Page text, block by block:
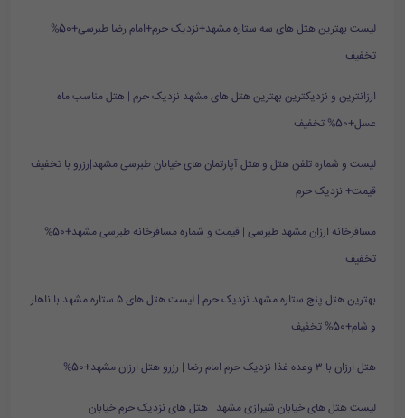
لیست بهترین هتل های سه ستاره مشهد+نزدیک حرم+امام رضا طبرسی+50%
تخفیف
ارزانترین و نزدیکترین بهترین هتل های مشهد نزدیک حرم | هتل مناسب ماه
عسل+50% تخفیف
لیست و شماره تلفن هتل و هتل آپارتمان های خیابان طبرسی مشهد|رزرو با تخفیف
قیمت+ نزدیک حرم
مسافرخانه ارزان مشهد طبرسی | قیمت و شماره مسافرخانه طبرسی مشهد+50%
تخفیف
بهترین هتل پنج ستاره مشهد نزدیک حرم | لیست هتل های ۵ ستاره مشهد با ناهار
و شام+50% تخفیف
هتل ارزان با ۳ وعده غذا نزدیک حرم امام رضا | رزرو هتل ارزان مشهد+50%
لیست هتل های خیابان شیرازی مشهد | هتل های نزدیک حرم خیابان